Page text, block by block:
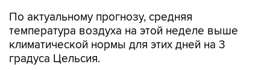
По актуальному прогнозу, средняя
температура воздуха на этой неделе выше
климатической нормы для этих дней на 3
градуса Цельсия.